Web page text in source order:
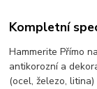
Kompletní
Hammerite Přímo
antikorozní a
(ocel, železo,